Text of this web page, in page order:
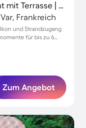
Familienorientiertes Apartment mit Terrasse | Nah am Strand
Frankreich
und Strandzugang
für bis zu 6
Zum Angebot